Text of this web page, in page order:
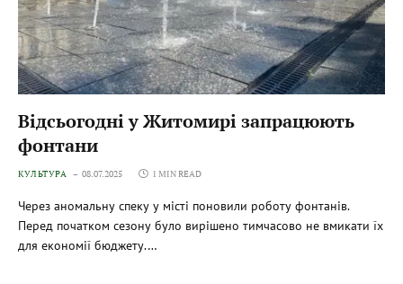
Відсьогодні у Житомирі запрацюють
фонтани
КУЛЬТУРА 08.07.2025 1 MIN READ
Через аномальну спеку у місті поновили роботу фонтанів.
Перед початком сезону було вирішено тимчасово не вмикати їх
для економії бюджету.…